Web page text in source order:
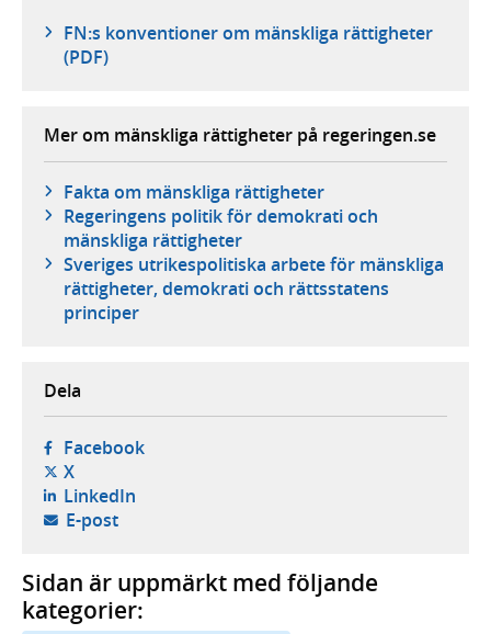
FN:s konventioner om mänskliga rättigheter
(PDF)
Mer om mänskliga rättigheter på regeringen.se
Fakta om mänskliga rättigheter
Regeringens politik för demokrati och
mänskliga rättigheter
Sveriges utrikespolitiska arbete för mänskliga
rättigheter, demokrati och rättsstatens
principer
Dela
Facebook- öppnas i ny flik, extern webbplats,
X- öppnas i ny flik, extern webbplats,
LinkedIn- öppnas i ny flik, extern webbplats,
E-post- öppnar din e-postklient,
Sidan är uppmärkt med följande
kategorier: